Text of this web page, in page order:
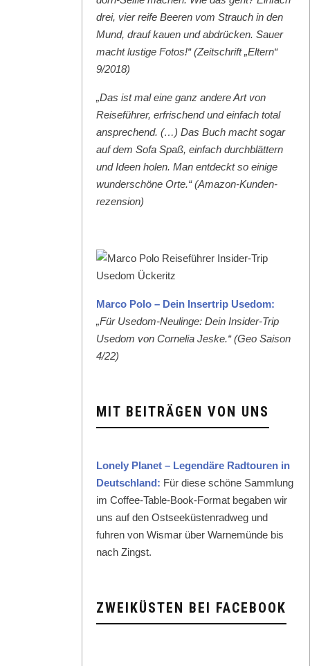
drei, vier reife Beeren vom Strauch in den
Mund, drauf kauen und abdrück­en. Sauer
macht lustige Fotos!“ (Zeitschrift „Eltern“
9/2018)
„Das ist mal eine ganz andere Art von
Reise­führer, erfrischend und ein­fach total
ansprechend. (…) Das Buch macht sog­ar
auf dem Sofa Spaß, ein­fach durch­blät­tern
und Ideen holen. Man ent­deckt so einige
wun­der­schöne Orte.“ (Ama­zon-Kun­den­
rezen­sion)
Mar­co Polo – Dein Inser­trip Use­dom:
„Für Use­dom-Neulinge: Dein Insid­er-Trip
Use­dom von Cor­nelia Jeske.“ (Geo Sai­son
4/22)
MIT BEITRÄGEN VON UNS
Lone­ly Plan­et – Leg­endäre Rad­touren in
Deutsch­land: Für diese schöne Samm­lung
im Cof­fee-Table-Book-For­mat begaben wir
uns auf den Ost­seeküsten­rad­weg und
fuhren von Wis­mar über Warnemünde bis
nach Zingst.
ZWEIKÜSTEN BEI FACEBOOK